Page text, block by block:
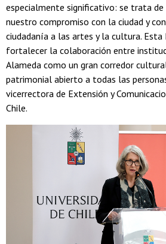
especialmente significativo: se trata de
nuestro compromiso con la ciudad y
ciudadanía a las artes y la cultura. Esta
fortalecer la colaboración entre
Alameda como un gran corredor
patrimonial abierto a todas las
vicerrectora de Extensión y
Chile.